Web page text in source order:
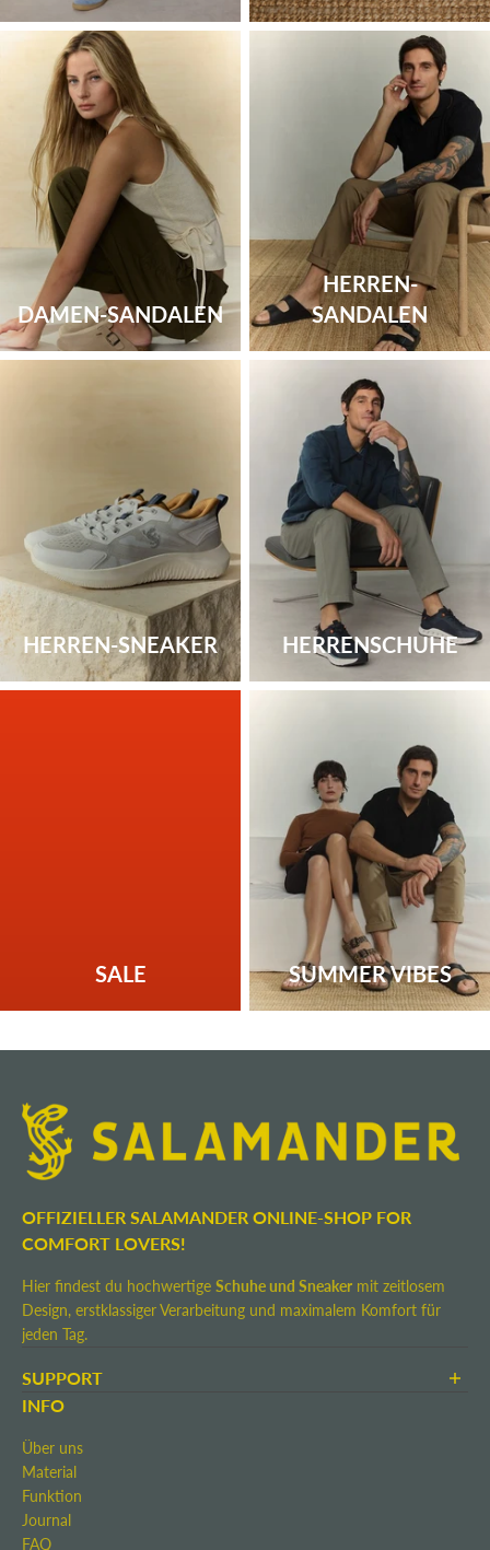
DAMEN-SANDALEN
HERREN-
SANDALEN
HERREN-SNEAKER HERRENSCHUHE
SALE SUMMER VIBES
OFFIZIELLER SALAMANDER ONLINE-SHOP FOR
COMFORT LOVERS!
Hier findest du hochwertige Schuhe und Sneaker mit zeitlosem
Design, erstklassiger Verarbeitung und maximalem Komfort für
jeden Tag.
SUPPORT
AGB
Rücksendung
Widerrufsrecht
Kontakt
Impressum
INFO
Über uns
Material
Funktion
Journal
FAQ